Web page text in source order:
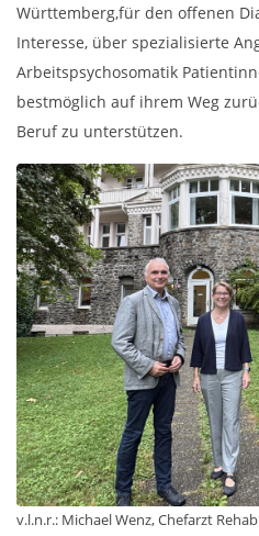
Württemberg,für den offenen
Interesse, über spezialisierte
Arbeitspsychosomatik
bestmöglich auf ihrem Weg
Beruf zu unterstützen.
v.l.n.r.: Michael Wenz, Chefarzt